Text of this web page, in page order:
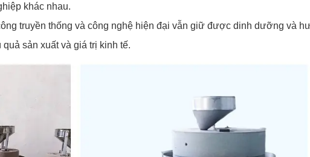
khác nhau.
truyền thống và công nghệ hiện đại vẫn giữ được dinh dưỡng và
sản xuất và giá trị kinh tế.